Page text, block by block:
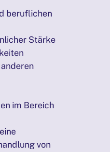
beruflichen
Stärke
im Bereich
von